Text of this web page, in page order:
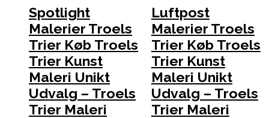
Spotlight
Malerier Troels
Trier Køb Troels
Trier Kunst
Maleri Unikt
Udvalg – Troels
Trier Maleri
Luftpost
Malerier Troels
Trier Køb Troels
Trier Kunst
Maleri Unikt
Udvalg – Troels
Trier Maleri